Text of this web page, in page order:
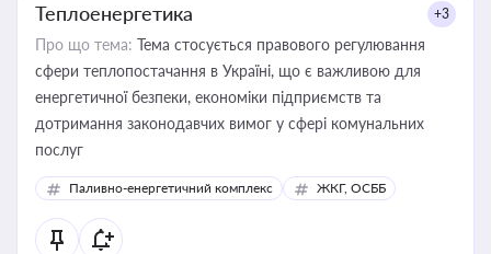
Теплоенергетика +3
Про що тема: Тема стосується правового регулювання
сфери теплопостачання в Україні, що є важливою для
енергетичної безпеки, економіки підприємств та
дотримання законодавчих вимог у сфері комунальних
послуг
Паливно-енергетичний комплекс ЖКГ, ОСББ